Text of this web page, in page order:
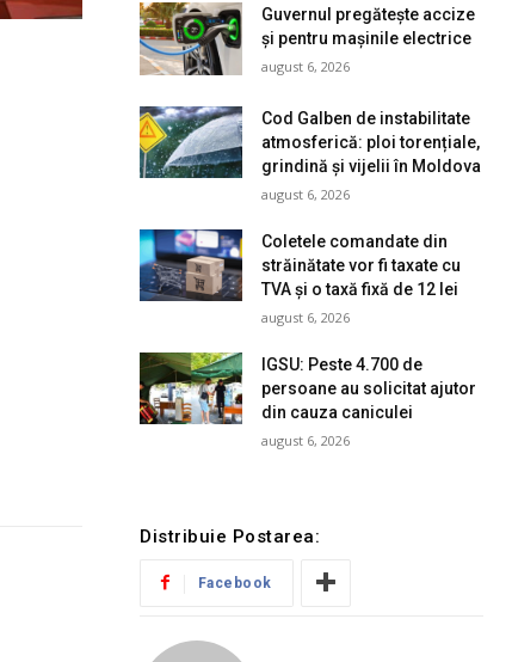
Guvernul pregătește accize
și pentru mașinile electrice
august 6, 2026
Cod Galben de instabilitate
atmosferică: ploi torențiale,
grindină și vijelii în Moldova
august 6, 2026
Coletele comandate din
străinătate vor fi taxate cu
TVA și o taxă fixă de 12 lei
august 6, 2026
IGSU: Peste 4.700 de
persoane au solicitat ajutor
din cauza caniculei
august 6, 2026
Distribuie Postarea:
Facebook